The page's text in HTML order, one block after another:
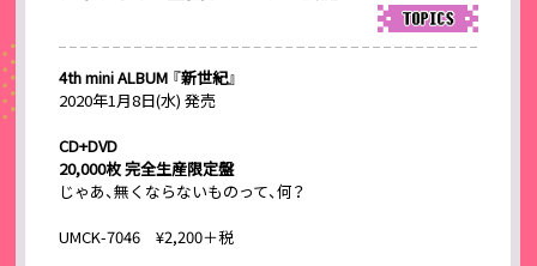
4th mini ALBUM 『新世紀』
2020年1月8日(水) 発売
CD+DVD
20,000枚 完全生産限定盤
じゃあ、無くならないものって、何？
UMCK-7046 ¥2,200＋税